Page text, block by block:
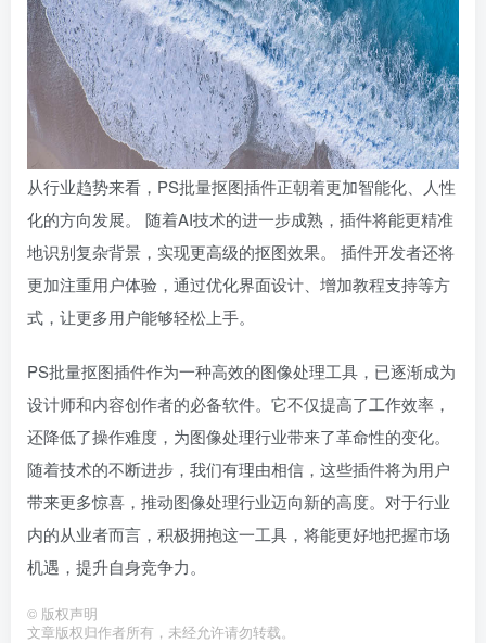
从行业趋势来看，PS批量抠图插件正朝着更加智能化、人性
化的方向发展。 随着AI技术的进一步成熟，插件将能更精准
地识别复杂背景，实现更高级的抠图效果。 插件开发者还将
更加注重用户体验，通过优化界面设计、增加教程支持等方
式，让更多用户能够轻松上手。
PS批量抠图插件作为一种高效的图像处理工具，已逐渐成为
设计师和内容创作者的必备软件。它不仅提高了工作效率，
还降低了操作难度，为图像处理行业带来了革命性的变化。
随着技术的不断进步，我们有理由相信，这些插件将为用户
带来更多惊喜，推动图像处理行业迈向新的高度。对于行业
内的从业者而言，积极拥抱这一工具，将能更好地把握市场
机遇，提升自身竞争力。
© 版权声明
文章版权归作者所有，未经允许请勿转载。